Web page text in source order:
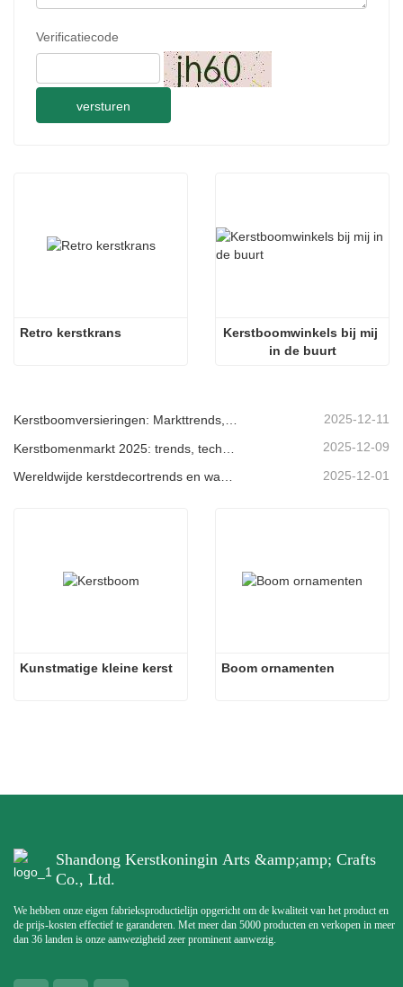
Verificatiecode
versturen
Retro kerstkrans
Kerstboomwinkels bij mij
in de buurt
Kerstboomversieringen: Markttrends, inzichten in de toeleveringsketen en inkoopgids 2025 2025-12-11
2025-12-09
2025-12-01
Kunstmatige kleine kerst Boom ornamenten
Shandong Kerstkoningin Arts &amp;amp; Crafts
Co., Ltd.
We hebben onze eigen fabrieksproductielijn opgericht om de kwaliteit van het product en
de prijs-kosten effectief te garanderen. Met meer dan 5000 producten en verkopen in meer
dan 36 landen is onze aanwezigheid zeer prominent aanwezig.